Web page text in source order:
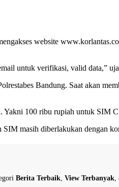
website
untuk verifikasi, valid data,”
Bandung. Saat akan
Yakni 100 ribu rupiah untuk ‎SIM
masih diberlakukan dengan
Berita Terbaik View Terbanyak